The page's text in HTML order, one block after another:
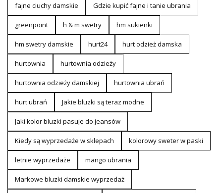
fajne ciuchy damskie Gdzie kupić fajne i tanie ubrania
greenpoint h & m swetry hm sukienki
hm swetry damskie hurt24 hurt odzież damska
hurtownia hurtownia odzieży
hurtownia odzieży damskiej hurtownia ubrań
hurt ubrań Jakie bluzki są teraz modne
Jaki kolor bluzki pasuje do jeansów
Kiedy są wyprzedaże w sklepach kolorowy sweter w paski
letnie wyprzedaże mango ubrania
Markowe bluzki damskie wyprzedaż